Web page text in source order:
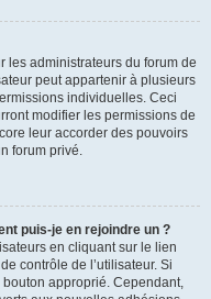
les administrateurs du forum de
peut appartenir à plusieurs
individuelles. Ceci
modifier les permissions de
leur accorder des pouvoirs
forum privé.
puis-je en rejoindre un ?
en cliquant sur le lien
contrôle de l’utilisateur. Si
approprié. Cependant,